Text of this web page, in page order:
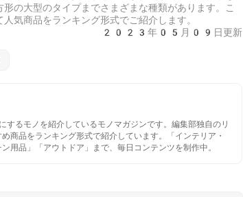
の大型のタイプまでさまざまな種類があります。こ
気商品をランキング形式でご紹介します。
2023年05月09日更新
るモノを紹介しているモノマガジンです。編集部独自のリ
商品をランキング形式で紹介しています。「インテリア・
用品」「アウトドア」まで、毎日コンテンツを制作中。